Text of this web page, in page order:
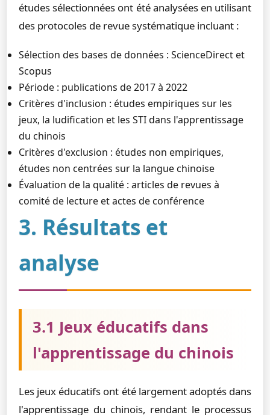
études sélectionnées ont été analysées en utilisant
des protocoles de revue systématique incluant :
Sélection des bases de données : ScienceDirect et
Scopus
Période : publications de 2017 à 2022
Critères d'inclusion : études empiriques sur les
jeux, la ludification et les STI dans l'apprentissage
du chinois
Critères d'exclusion : études non empiriques,
études non centrées sur la langue chinoise
Évaluation de la qualité : articles de revues à
comité de lecture et actes de conférence
3. Résultats et
analyse
3.1 Jeux éducatifs dans
l'apprentissage du chinois
Les jeux éducatifs ont été largement adoptés dans
l'apprentissage du chinois, rendant le processus